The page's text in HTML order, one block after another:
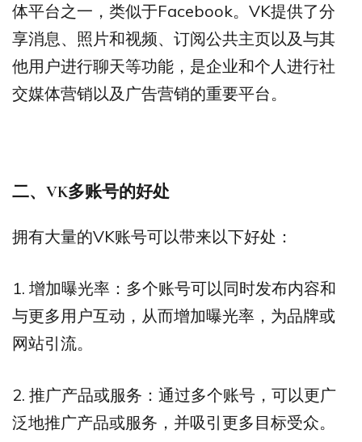
体平台之一，类似于Facebook。VK提供了分
享消息、照片和视频、订阅公共主页以及与其
他用户进行聊天等功能，是企业和个人进行社
交媒体营销以及广告营销的重要平台。
二、 VK多账号的好处
拥有大量的VK账号可以带来以下好处：
1. 增加曝光率：多个账号可以同时发布内容和
与更多用户互动，从而增加曝光率，为品牌或
网站引流。
2. 推广产品或服务：通过多个账号，可以更广
泛地推广产品或服务，并吸引更多目标受众。